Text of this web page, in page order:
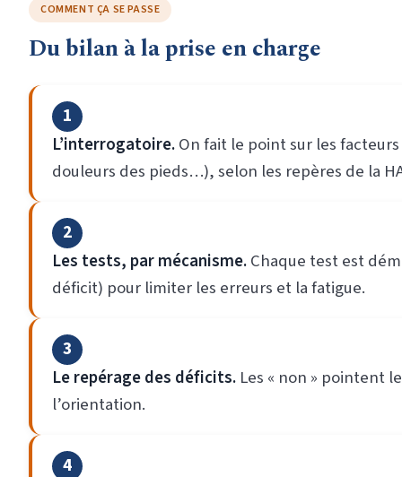
COMMENT ÇA SE PASSE
Du bilan à la prise en charge
1
L’interrogatoire.On fait le point sur les
douleurs des pieds…), selon les repères de la
2
Les tests, par mécanisme.Chaque test est
déficit) pour limiter les erreurs et la fatigue.
3
Le repérage des déficits. Les « non » pointent
l’orientation.
4